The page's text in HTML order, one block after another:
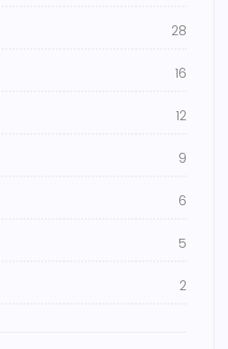
28
16
12
9
6
5
2